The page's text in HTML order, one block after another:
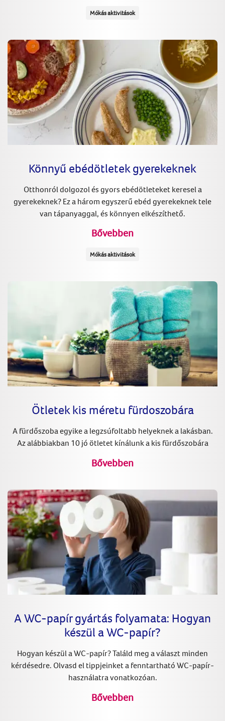
Mókás aktivitások
Könnyű ebédötletek gyerekeknek
Otthonról dolgozol és gyors ebédötleteket keresel a
gyerekeknek? Ez a három egyszerű ebéd gyerekeknek tele
van tápanyaggal, és könnyen elkészíthető.
Bővebben
Mókás aktivitások
Ötletek kis méretu fürdoszobára
A fürdőszoba egyike a legzsúfoltabb helyeknek a lakásban.
Az alábbiakban 10 jó ötletet kínálunk a kis fürdőszobára
Bővebben
A WC-papír gyártás folyamata: Hogyan
készül a WC-papír?
Hogyan készül a WC-papír? Találd meg a választ minden
kérdésedre. Olvasd el tippjeinket a fenntartható WC-papír-
használatra vonatkozóan.
Bővebben